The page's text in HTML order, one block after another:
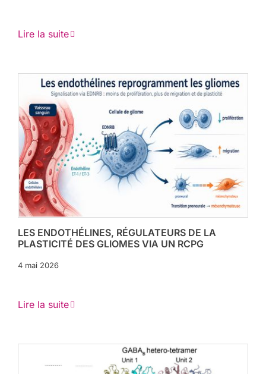
Lire la suite
LES ENDOTHÉLINES, RÉGULATEURS DE LA
PLASTICITÉ DES GLIOMES VIA UN RCPG
4 mai 2026
Lire la suite